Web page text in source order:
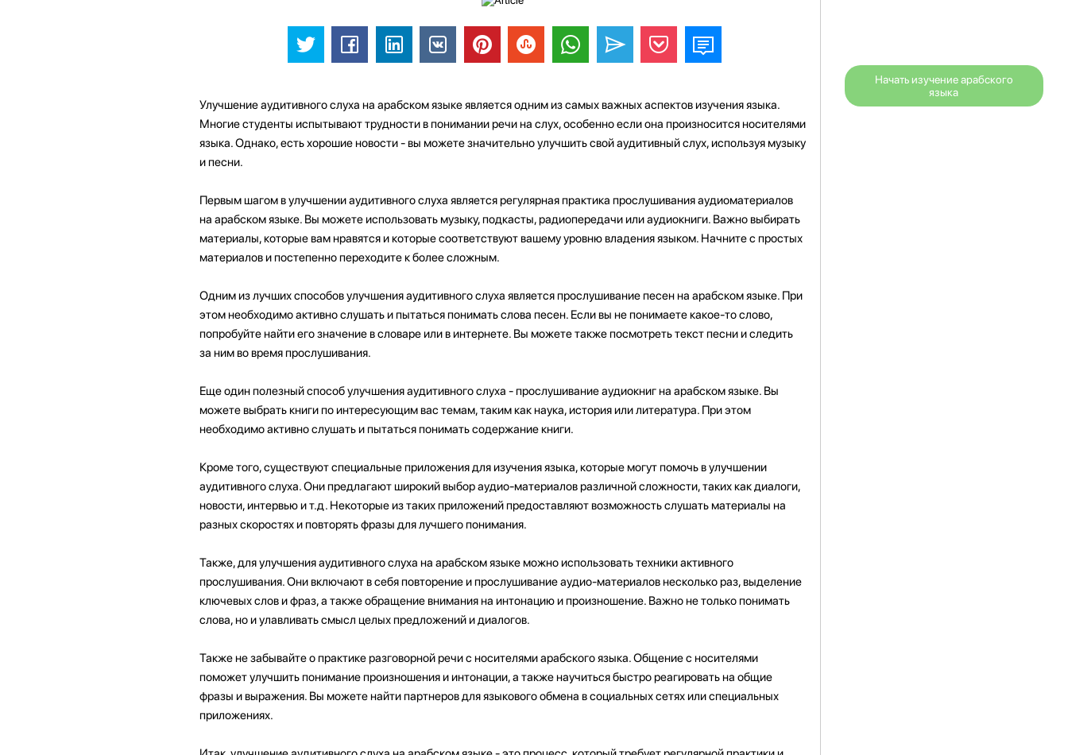
Улучшение аудитивного слуха на арабском языке является одним из самых важных аспектов изучения языка.
Многие студенты испытывают трудности в понимании речи на слух, особенно если она произносится носителями
языка. Однако, есть хорошие новости - вы можете значительно улучшить свой аудитивный слух, используя музыку
и песни.
Первым шагом в улучшении аудитивного слуха является регулярная практика прослушивания аудиоматериалов
на арабском языке. Вы можете использовать музыку, подкасты, радиопередачи или аудиокниги. Важно выбирать
материалы, которые вам нравятся и которые соответствуют вашему уровню владения языком. Начните с простых
материалов и постепенно переходите к более сложным.
Одним из лучших способов улучшения аудитивного слуха является прослушивание песен на арабском языке. При
этом необходимо активно слушать и пытаться понимать слова песен. Если вы не понимаете какое-то слово,
попробуйте найти его значение в словаре или в интернете. Вы можете также посмотреть текст песни и следить
за ним во время прослушивания.
Еще один полезный способ улучшения аудитивного слуха - прослушивание аудиокниг на арабском языке. Вы
можете выбрать книги по интересующим вас темам, таким как наука, история или литература. При этом
необходимо активно слушать и пытаться понимать содержание книги.
Кроме того, существуют специальные приложения для изучения языка, которые могут помочь в улучшении
аудитивного слуха. Они предлагают широкий выбор аудио-материалов различной сложности, таких как диалоги,
новости, интервью и т.д. Некоторые из таких приложений предоставляют возможность слушать материалы на
разных скоростях и повторять фразы для лучшего понимания.
Также, для улучшения аудитивного слуха на арабском языке можно использовать техники активного
прослушивания. Они включают в себя повторение и прослушивание аудио-материалов несколько раз, выделение
ключевых слов и фраз, а также обращение внимания на интонацию и произношение. Важно не только понимать
слова, но и улавливать смысл целых предложений и диалогов.
Также не забывайте о практике разговорной речи с носителями арабского языка. Общение с носителями
поможет улучшить понимание произношения и интонации, а также научиться быстро реагировать на общие
фразы и выражения. Вы можете найти партнеров для языкового обмена в социальных сетях или специальных
приложениях.
Начать изучение арабского
языка